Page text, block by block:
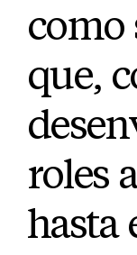
como
que,
roles
hasta